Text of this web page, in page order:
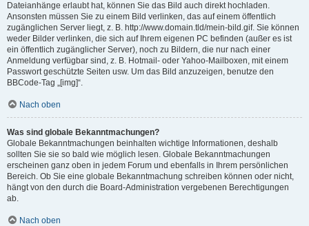
Dateianhänge erlaubt hat, können Sie das Bild auch direkt hochladen.
Ansonsten müssen Sie zu einem Bild verlinken, das auf einem öffentlich
zugänglichen Server liegt, z. B. http://www.domain.tld/mein-bild.gif. Sie können
weder Bilder verlinken, die sich auf Ihrem eigenen PC befinden (außer es ist
ein öffentlich zugänglicher Server), noch zu Bildern, die nur nach einer
Anmeldung verfügbar sind, z. B. Hotmail- oder Yahoo-Mailboxen, mit einem
Passwort geschützte Seiten usw. Um das Bild anzuzeigen, benutze den
BBCode-Tag „[img]“.
Nach oben
Was sind globale Bekanntmachungen?
Globale Bekanntmachungen beinhalten wichtige Informationen, deshalb
sollten Sie sie so bald wie möglich lesen. Globale Bekanntmachungen
erscheinen ganz oben in jedem Forum und ebenfalls in Ihrem persönlichen
Bereich. Ob Sie eine globale Bekanntmachung schreiben können oder nicht,
hängt von den durch die Board-Administration vergebenen Berechtigungen
ab.
Nach oben